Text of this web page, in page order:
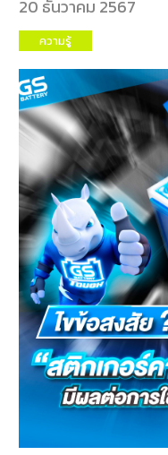
20 ธันวาคม 2567
ความรู้